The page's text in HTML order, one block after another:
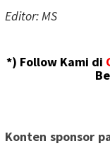
Editor: MS
*) Follow Kami di
Konten sponsor